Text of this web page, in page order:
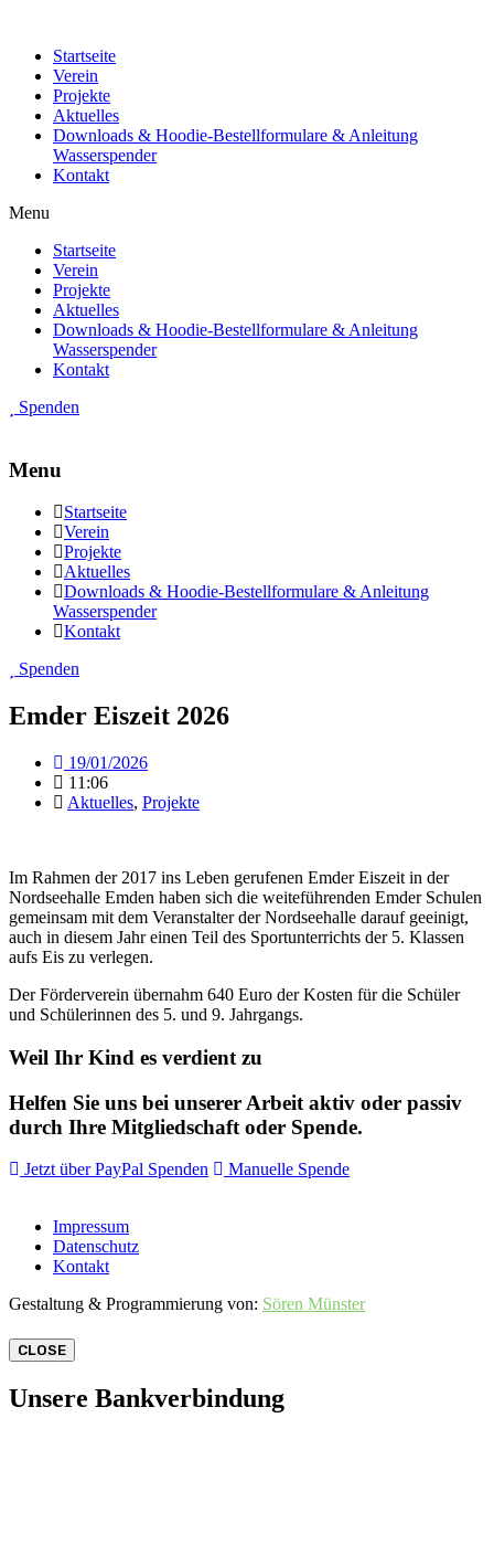
Startseite
Verein
Projekte
Aktuelles
Downloads & Hoodie-Bestellformulare & Anleitung
Wasserspender
Kontakt
Menu
Startseite
Verein
Projekte
Aktuelles
Downloads & Hoodie-Bestellformulare & Anleitung
Wasserspender
Kontakt
Spenden
Menu
Startseite
Verein
Projekte
Aktuelles
Downloads & Hoodie-Bestellformulare & Anleitung
Wasserspender
Kontakt
Spenden
Emder Eiszeit 2026
19/01/2026
11:06
Aktuelles, Projekte
Im Rahmen der 2017 ins Leben gerufenen Emder Eiszeit in der
Nordseehalle Emden haben sich die weiteführenden Emder Schulen
gemeinsam mit dem Veranstalter der Nordseehalle darauf geeinigt,
auch in diesem Jahr einen Teil des Sportunterrichts der 5. Klassen
aufs Eis zu verlegen.
Der Förderverein übernahm 640 Euro der Kosten für die Schüler
und Schülerinnen des 5. und 9. Jahrgangs.
Weil Ihr Kind es verdient zu
Helfen Sie uns bei unserer Arbeit aktiv oder passiv
durch Ihre Mitgliedschaft oder Spende.
Jetzt über PayPal Spenden Manuelle Spende
Impressum
Datenschutz
Kontakt
Gestaltung & Programmierung von: Sören Münster
CLOSE
Unsere Bankverbindung